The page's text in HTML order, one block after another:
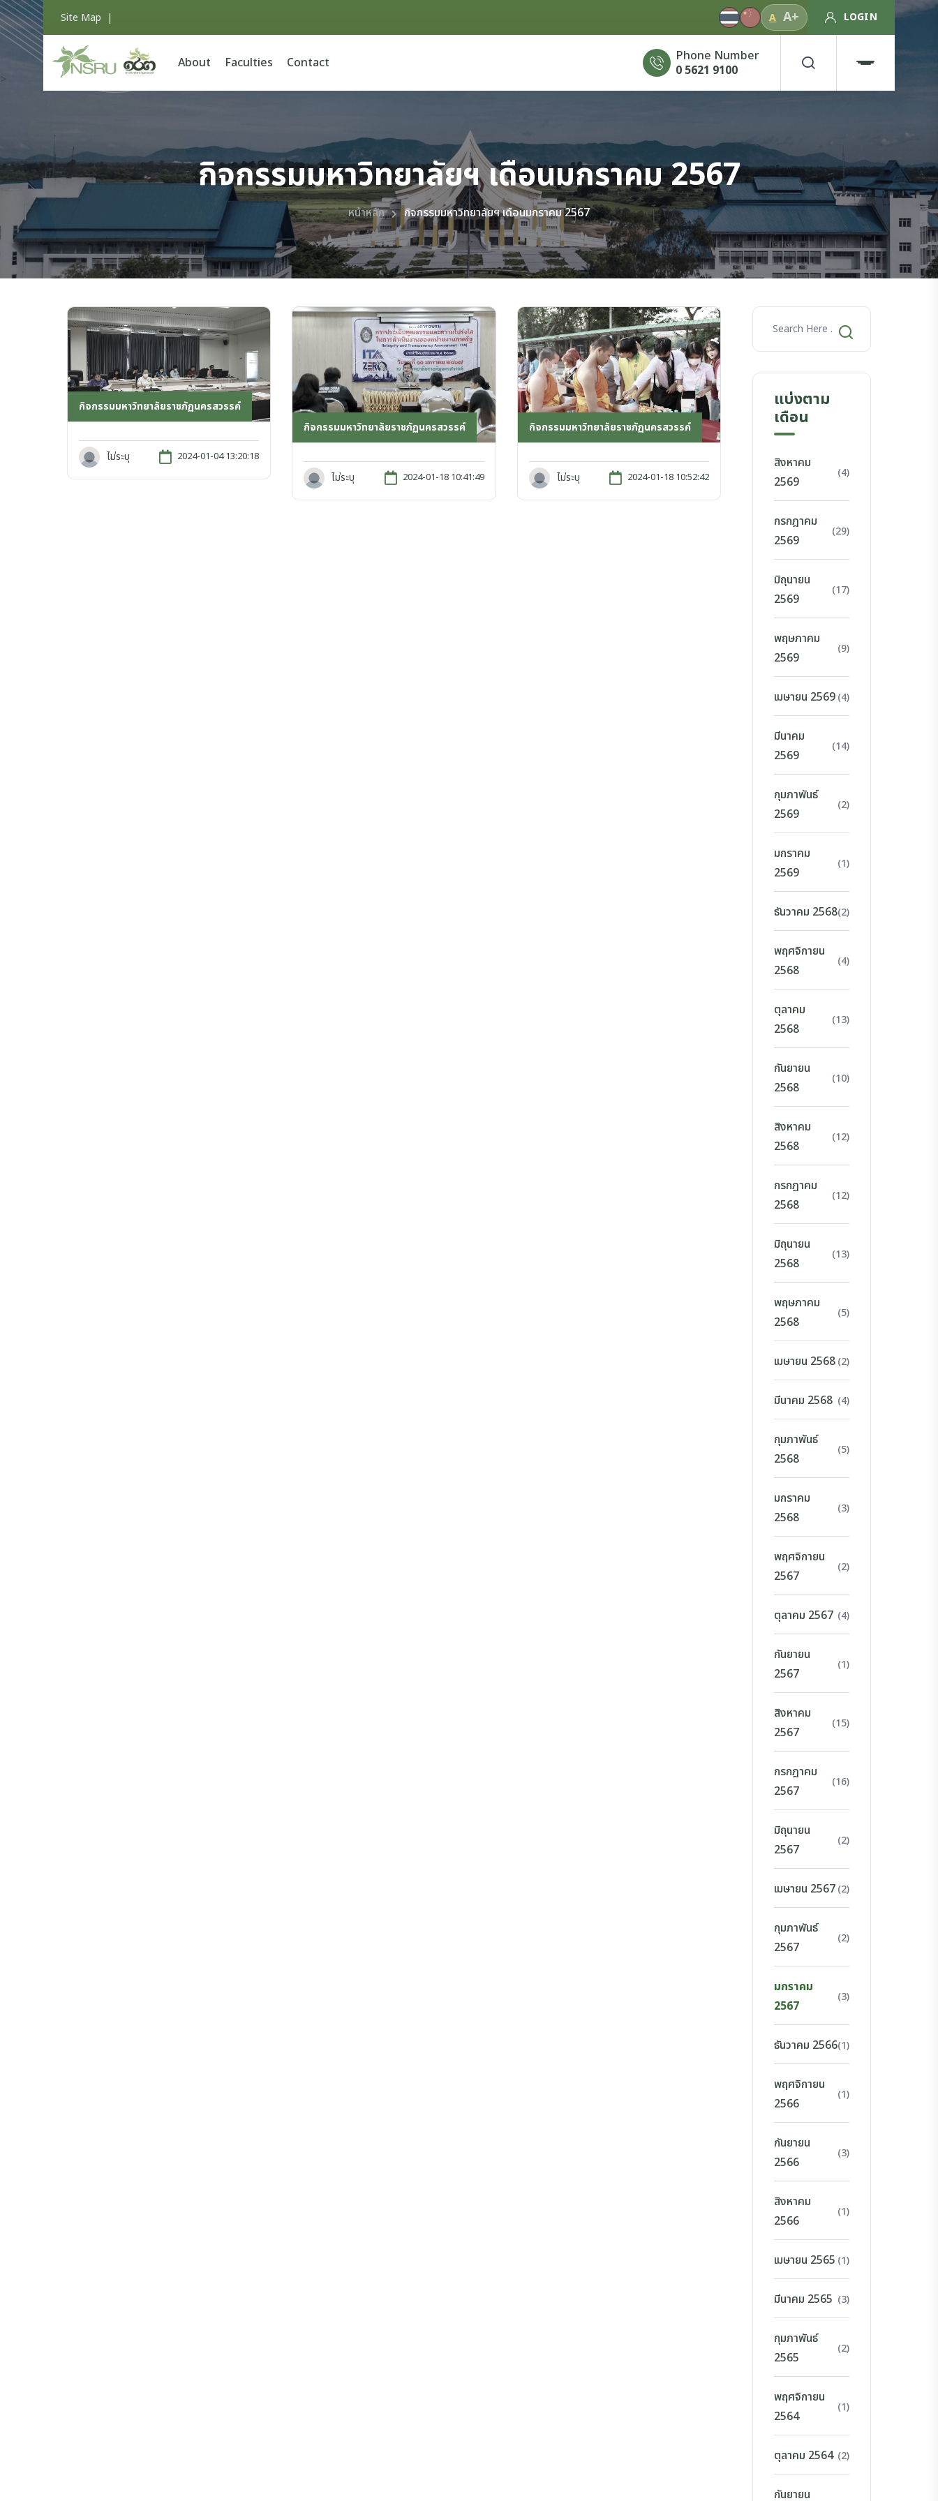
Site Map | A A+ LOGIN
About Faculties Contact
Phone Number
0 5621 9100
>
กิจกรรมมหาวิทยาลัยฯ เดือนมกราคม 2567
หน้าหลัก กิจกรรมมหาวิทยาลัยฯ เดือนมกราคม 2567
กิจกรรมมหาวิทยาลัยราชภัฏนครสวรรค์
ไม่ระบุ 2024-01-04 13:20:18
กิจกรรมมหาวิทยาลัยราชภัฏนครสวรรค์
ไม่ระบุ 2024-01-18 10:41:49
กิจกรรมมหาวิทยาลัยราชภัฏนครสวรรค์
ไม่ระบุ 2024-01-18 10:52:42
แบ่งตาม
เดือน
สิงหาคม
2569
(4)
กรกฎาคม
2569
(29)
มิถุนายน
2569
(17)
พฤษภาคม
2569
(9)
เมษายน 2569(4)
มีนาคม
2569
(14)
กุมภาพันธ์
2569
(2)
มกราคม
2569
(1)
ธันวาคม 2568(2)
พฤศจิกายน
2568
(4)
ตุลาคม
2568
(13)
กันยายน
2568
(10)
สิงหาคม
2568
(12)
กรกฎาคม
2568
(12)
มิถุนายน
2568
(13)
พฤษภาคม
2568
(5)
เมษายน 2568(2)
มีนาคม 2568 (4)
กุมภาพันธ์
2568
(5)
มกราคม
2568
(3)
พฤศจิกายน
2567
(2)
ตุลาคม 2567 (4)
กันยายน
2567
(1)
สิงหาคม
2567
(15)
กรกฎาคม
2567
(16)
มิถุนายน
2567
(2)
เมษายน 2567(2)
กุมภาพันธ์
2567
(2)
มกราคม
2567
(3)
ธันวาคม 2566(1)
พฤศจิกายน
2566
(1)
กันยายน
2566
(3)
สิงหาคม
2566
(1)
เมษายน 2565 (1)
มีนาคม 2565 (3)
กุมภาพันธ์
2565
(2)
พฤศจิกายน
2564
(1)
ตุลาคม 2564 (2)
กันยายน